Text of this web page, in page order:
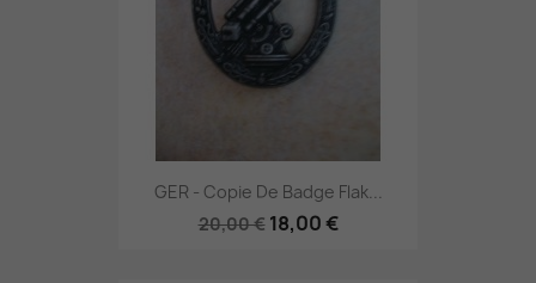
GER - Copie De Badge Flak...
20,00 € 18,00 €